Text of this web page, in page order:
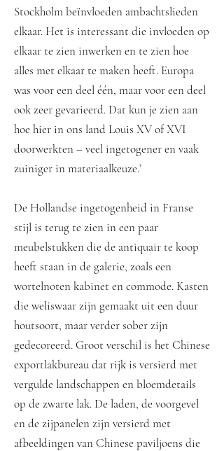
Stockholm beïnvloeden ambachtslieden
elkaar. Het is interessant die invloeden op
elkaar te zien inwerken en te zien hoe
alles met elkaar te maken heeft. Europa
was voor een deel één, maar voor een deel
ook zeer gevarieerd. Dat kun je zien aan
hoe hier in ons land Louis XV of XVI
doorwerkten – veel ingetogener en vaak
zuiniger in materiaalkeuze.’
De Hollandse ingetogenheid in Franse
stijl is terug te zien in een paar
meubelstukken die de antiquair te koop
heeft staan in de galerie, zoals een
wortelnoten kabinet en commode. Kasten
die weliswaar zijn gemaakt uit een duur
houtsoort, maar verder sober zijn
gedecoreerd. Groot verschil is het Chinese
exportlakbureau dat rijk is versierd met
vergulde landschappen en bloemdetails
op de zwarte lak. De laden, de voorgevel
en de zijpanelen zijn versierd met
afbeeldingen van Chinese paviljoens die